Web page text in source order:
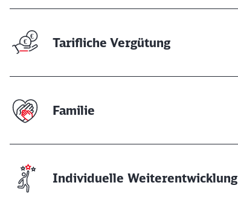
Tarifliche Vergütung
Familie
Individuelle Weiterentwicklung